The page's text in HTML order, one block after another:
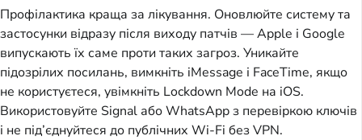
Профілактика краща за лікування. Оновлюйте систему та
застосунки відразу після виходу патчів — Apple і Google
випускають їх саме проти таких загроз. Уникайте
підозрілих посилань, вимкніть iMessage і FaceTime, якщо
не користуєтеся, увімкніть Lockdown Mode на iOS.
Використовуйте Signal або WhatsApp з перевіркою ключів
і не під’єднуйтеся до публічних Wi-Fi без VPN.